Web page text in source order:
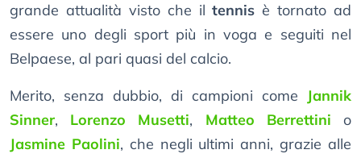
grande attualità visto che iltennis è tornato ad
essere uno degli sport più in voga e seguiti nel
Belpaese, al pari quasi del calcio.
Merito, senza dubbio, di campioni come Jannik
Sinner, Lorenzo Musetti, Matteo Berrettini o
Jasmine Paolini, che negli ultimi anni, grazie alle